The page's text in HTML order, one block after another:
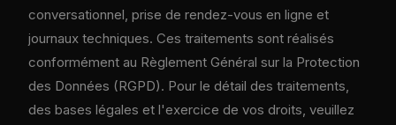
conversationnel, prise de rendez-vous en ligne et
journaux techniques. Ces traitements sont réalisés
conformément au Règlement Général sur la Protection
des Données (RGPD). Pour le détail des traitements,
des bases légales et l'exercice de vos droits, veuillez